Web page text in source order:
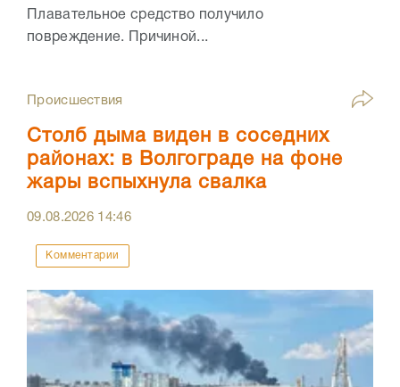
Плавательное средство получило
повреждение. Причиной...
Происшествия
Столб дыма виден в соседних
районах: в Волгограде на фоне
жары вспыхнула свалка
09.08.2026 14:46
Комментарии